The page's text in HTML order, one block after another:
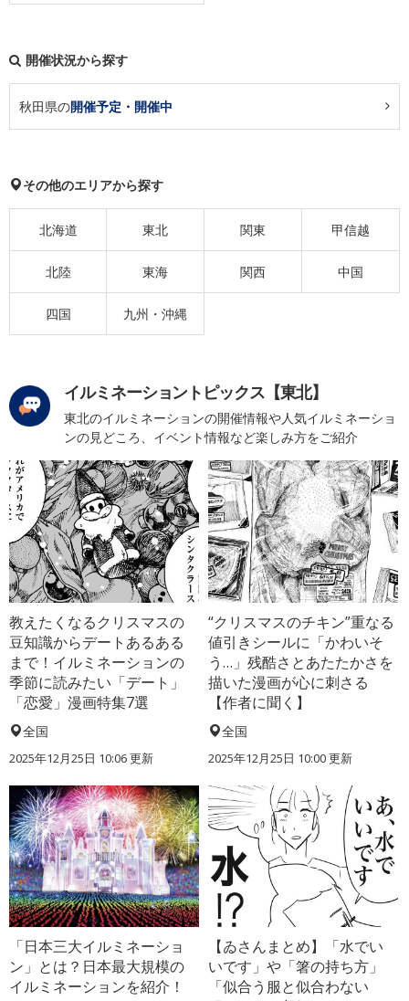
開催状況から探す
秋田県の開催予定・開催中
その他のエリアから探す
北海道 東北 関東 甲信越
北陸 東海 関西 中国
四国 九州・沖縄
イルミネーショントピックス【東北】
東北のイルミネーションの開催情報や人気イルミネーショ
ンの見どころ、イベント情報など楽しみ方をご紹介
教えたくなるクリスマスの
豆知識からデートあるある
まで！イルミネーションの
季節に読みたい「デート」
「恋愛」漫画特集7選
全国
2025年12月25日 10:06 更新
“クリスマスのチキン”重なる
値引きシールに「かわいそ
う…」残酷さとあたたかさを
描いた漫画が心に刺さる
【作者に聞く】
全国
2025年12月25日 10:00 更新
「日本三大イルミネーショ
ン」とは？日本最大規模の
イルミネーションを紹介！
【ゐさんまとめ】「水でい
いです」や「箸の持ち方」
「似合う服と似合わない